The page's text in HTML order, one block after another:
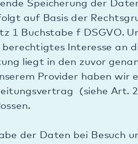
Daten zu
gesammelt
diesen Daten können unter
Nutzungsprofile erstellt werden.
eingesetzt werden. Bei
sich um kleine Textdateien, die
des Internet-Browsers
gespeichert werden. Die
die Wiedererkennung des
des Betroffenen nicht dazu